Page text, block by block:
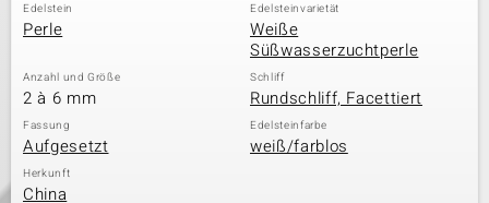
Edelstein
Perle
Edelsteinvarietät
Weiße
Süßwasserzuchtperle
Anzahl und Größe
2 à 6 mm
Schliff
Rundschliff, Facettiert
Fassung
Aufgesetzt
Edelsteinfarbe
weiß/farblos
Herkunft
China